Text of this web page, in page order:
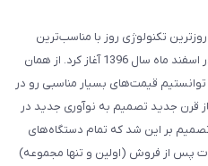
تکنولوژی روز با مناسب‌ترین
قیمت کار خودش رو به صورت رسمی در اسفند ماه سال 1396 آغاز کرد. از همان
قیمت‌های بسیار مناسبی رو در
قرن جدید تصمیم به نوآوری جدید در
گرفته شد و از آغاز سال 1400 تصمیم بر این شد که تمام دستگاه‌های
6 ماهه و 18 ماه خدمات پس از فروش (اولین و تنها مجموعه)